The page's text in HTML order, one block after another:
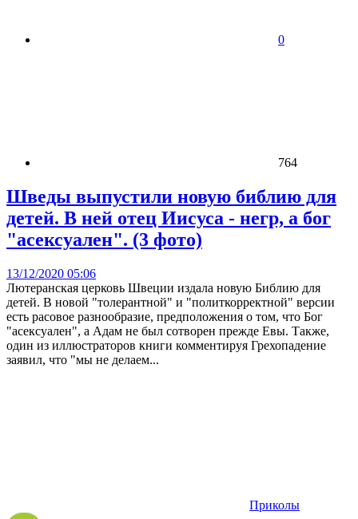
0
764
Шведы выпустили новую библию для
детей. В ней отец Иисуса - негр, а бог
"асексуален". (3 фото)
13/12/2020 05:06
Лютеранская церковь Швеции издала новую Библию для
детей. В новой "толерантной" и "политкорректной" версии
есть расовое разнообразие, предположения о том, что Бог
"асексуален", а Адам не был сотворен прежде Евы. Также,
один из иллюстраторов книги комментируя Грехопадение
заявил, что "мы не делаем...
Приколы